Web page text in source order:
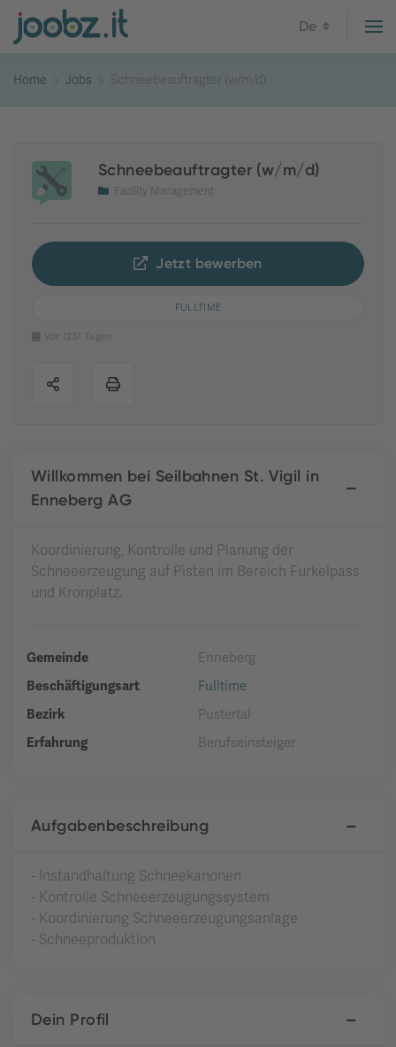
De
Home Jobs Schneebeauftragter (w/m/d)
Schneebeauftragter (w/m/d)
Facility Management
Jetzt bewerben
FULLTIME
Vor 1237 Tagen
Willkommen bei Seilbahnen St. Vigil in
Enneberg AG
Koordinierung, Kontrolle und Planung der
Schneeerzeugung auf Pisten im Bereich Furkelpass
und Kronplatz.
Gemeinde
Enneberg
Beschäftigungsart
Fulltime
Bezirk
Pustertal
Erfahrung
Berufseinsteiger
Aufgabenbeschreibung
- Instandhaltung Schneekanonen
- Kontrolle Schneeerzeugungssystem
- Koordinierung Schneeerzeugungsanlage
- Schneeproduktion
Dein Profil